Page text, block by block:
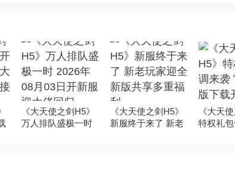
《大天使之剑H5》
万人排队盛极一时
《大天使之剑H5》
新服终于来了 新老
《大天
特权礼